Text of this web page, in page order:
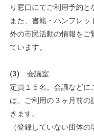
講
座
の
会
場
や
機
材
り窓口にてご利用予約と
また、書籍・パンフレ
外の市民活動の情報をご
ています。
(3) 会議室
定員１５名。会議など
は、ご利用の３ヶ月前
きます。
（登録していない団体